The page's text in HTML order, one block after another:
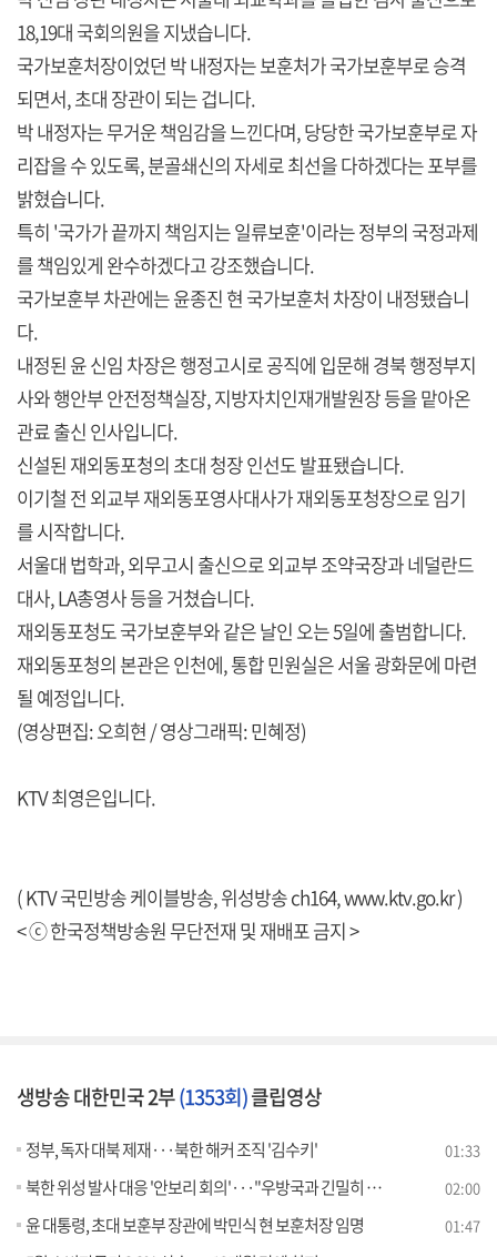
18,19대 국회의원을 지냈습니다.
국가보훈처장이었던 박 내정자는 보훈처가 국가보훈부로 승격
되면서, 초대 장관이 되는 겁니다.
박 내정자는 무거운 책임감을 느낀다며, 당당한 국가보훈부로 자
리잡을 수 있도록, 분골쇄신의 자세로 최선을 다하겠다는 포부를
밝혔습니다.
특히 '국가가 끝까지 책임지는 일류보훈'이라는 정부의 국정과제
를 책임있게 완수하겠다고 강조했습니다.
국가보훈부 차관에는 윤종진 현 국가보훈처 차장이 내정됐습니
다.
내정된 윤 신임 차장은 행정고시로 공직에 입문해 경북 행정부지
사와 행안부 안전정책실장, 지방자치인재개발원장 등을 맡아온
관료 출신 인사입니다.
신설된 재외동포청의 초대 청장 인선도 발표됐습니다.
이기철 전 외교부 재외동포영사대사가 재외동포청장으로 임기
를 시작합니다.
서울대 법학과, 외무고시 출신으로 외교부 조약국장과 네덜란드
대사, LA총영사 등을 거쳤습니다.
재외동포청도 국가보훈부와 같은 날인 오는 5일에 출범합니다.
재외동포청의 본관은 인천에, 통합 민원실은 서울 광화문에 마련
될 예정입니다.
(영상편집: 오희현 / 영상그래픽: 민혜정)
KTV 최영은입니다.
( KTV 국민방송 케이블방송, 위성방송 ch164,www.ktv.go.kr)
< ⓒ 한국정책방송원 무단전재 및 재배포 금지 >
생방송 대한민국 2부(1353회)클립영상
정부, 독자 대북 제재···북한 해커 조직 '김수키' 01:33
북한 위성 발사 대응 '안보리 회의'···"우방국과 긴밀히 소통" 02:00
윤 대통령, 초대 보훈부 장관에 박민식 현 보훈처장 임명 01:47